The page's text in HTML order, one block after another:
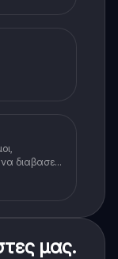
διαβασεις
μας.